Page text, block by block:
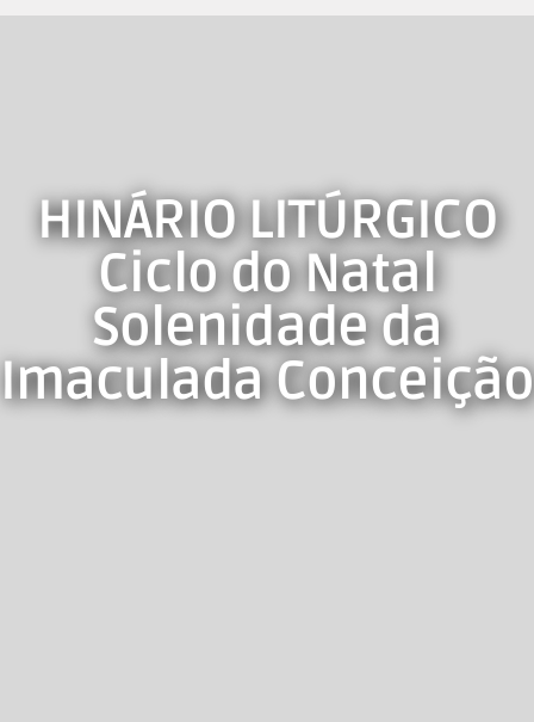
HINÁRIO LITÚRGICO
Ciclo do Natal
Solenidade da
Imaculada Conceição